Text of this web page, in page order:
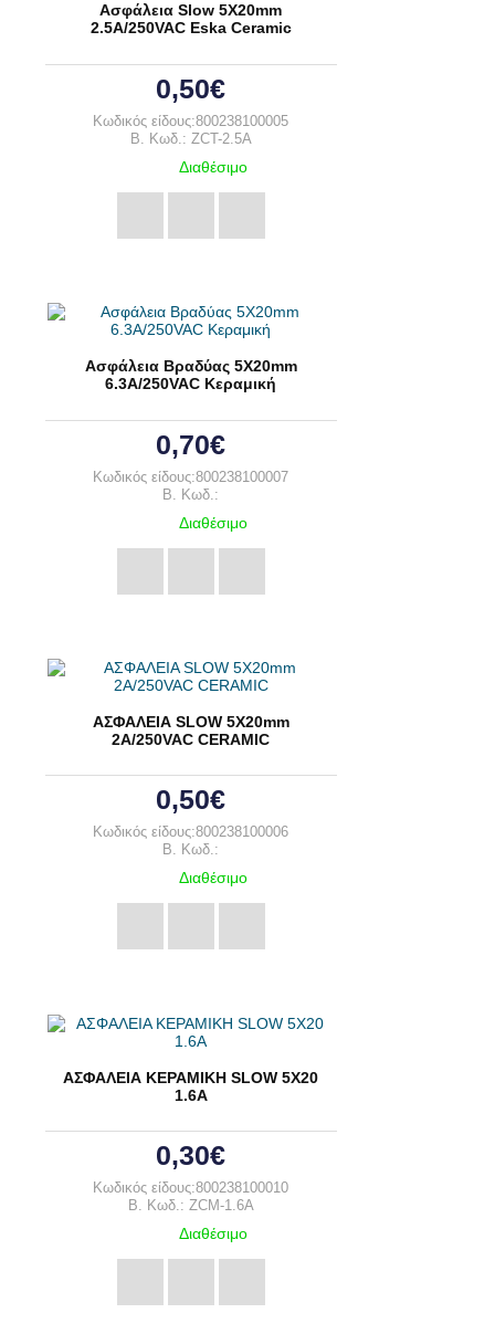
Ασφάλεια Slow 5X20mm
2.5A/250VAC Eska Ceramic
0,50€
Κωδικός είδους:800238100005
B. Κωδ.: ZCT-2.5A
Διαθέσιμο
Ασφάλεια Βραδύας 5X20mm
6.3A/250VAC Κεραμική
0,70€
Κωδικός είδους:800238100007
B. Κωδ.:
Διαθέσιμο
ΑΣΦΑΛΕΙΑ SLOW 5X20mm
2A/250VAC CERAMIC
0,50€
Κωδικός είδους:800238100006
B. Κωδ.:
Διαθέσιμο
ΑΣΦΑΛΕΙΑ ΚΕΡΑΜΙΚΗ SLOW 5Χ20
1.6Α
0,30€
Κωδικός είδους:800238100010
B. Κωδ.: ZCM-1.6A
Διαθέσιμο